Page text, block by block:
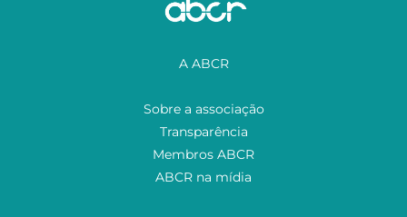
A ABCR
Sobre a associação
Transparência
Membros ABCR
ABCR na mídia